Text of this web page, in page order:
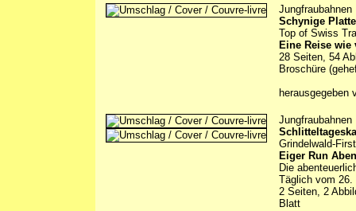
Jungfraubahnen
Schynige Platte
Top of Swiss
Eine Reise wie
28 Seiten, 54
Broschüre
herausgegeben
Jungfraubahnen
Grindelwald-
Eiger Run
Die
Täglich vom 26.
2 Seiten, 2
Blatt